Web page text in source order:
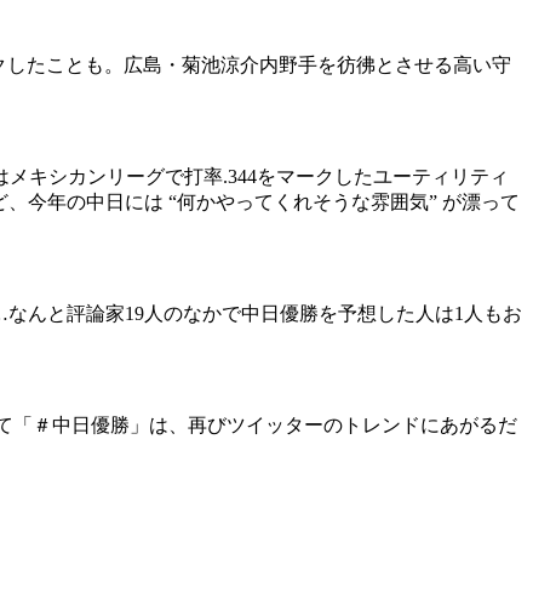
たことも。広島・菊池涼介内野手を彷彿とさせる高い守
キシカンリーグで打率.344をマークしたユーティリティ
今年の中日には “何かやってくれそうな雰囲気” が漂って
んと評論家19人のなかで中日優勝を予想した人は1人もお
＃中日優勝」は、再びツイッターのトレンドにあがるだ